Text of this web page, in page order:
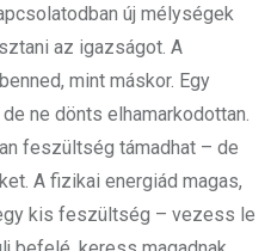
új mélységek
az igazságot. A
mint máskor. Egy
ne dönts elhamarkodottan.
feszültség támadhat – de
A fizikai energiád magas,
kis feszültség – vezess le